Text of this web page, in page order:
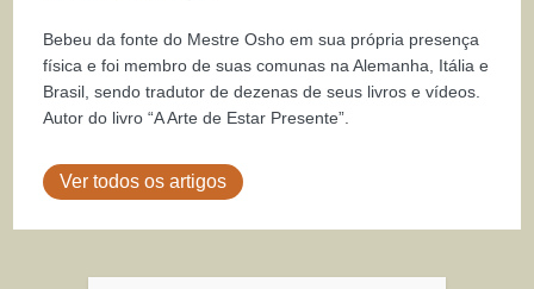
Bebeu da fonte do Mestre Osho em sua própria presença
física e foi membro de suas comunas na Alemanha, Itália e
Brasil, sendo tradutor de dezenas de seus livros e vídeos.
Autor do livro “A Arte de Estar Presente”.
Ver todos os artigos